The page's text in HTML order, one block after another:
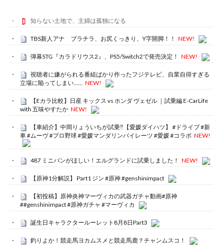
知らない土地で、主婦は孤独になる
TBS新人アナ ブラチラ、お尻くっきり、Y字開脚！！ NEW!
弾幕STG『カラドリウス2』、PS5/Switch2で発売決定！ NEW!
視聴者に嫌がられる番組ばかり作ったフジテレビ、自業自得すぎる
立場に陥ってしまい……
NEW!
【Eカラ比較】日産 キックス vs ホンダ ヴェゼル ｜試乗編 E-CarLife
with 五味やすたか NEW!
【車紹介】中岡りょういちが試乗‼️【愛媛ダイハツ】 #ドライブ #新
車 #ムーヴ #プロ野球 #愛媛マンダリンパイレーツ #愛媛 #コラボ NEW!
487 ミニバンがほしい！エルグランドに試乗しました！ NEW!
【原神1分解説】 Part1 ジン #原神 #genshinimpact
【初投稿】原神炎神マーヴィカの武器ガチャ動画#原神
##genshinimpact #原神ガチャ #マーヴィカ
誕生日キャラクタールーレット8月8日Part3
釣りよか！競走馬ヨカムスメと競走馬鹿？チャンムスコ！